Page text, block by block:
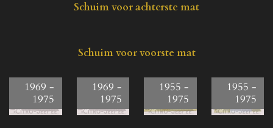
Schuim voor achterste mat
Schuim voor voorste mat
1969 -
1975
1969 -
1975
1955 -
1975
1955 -
1975